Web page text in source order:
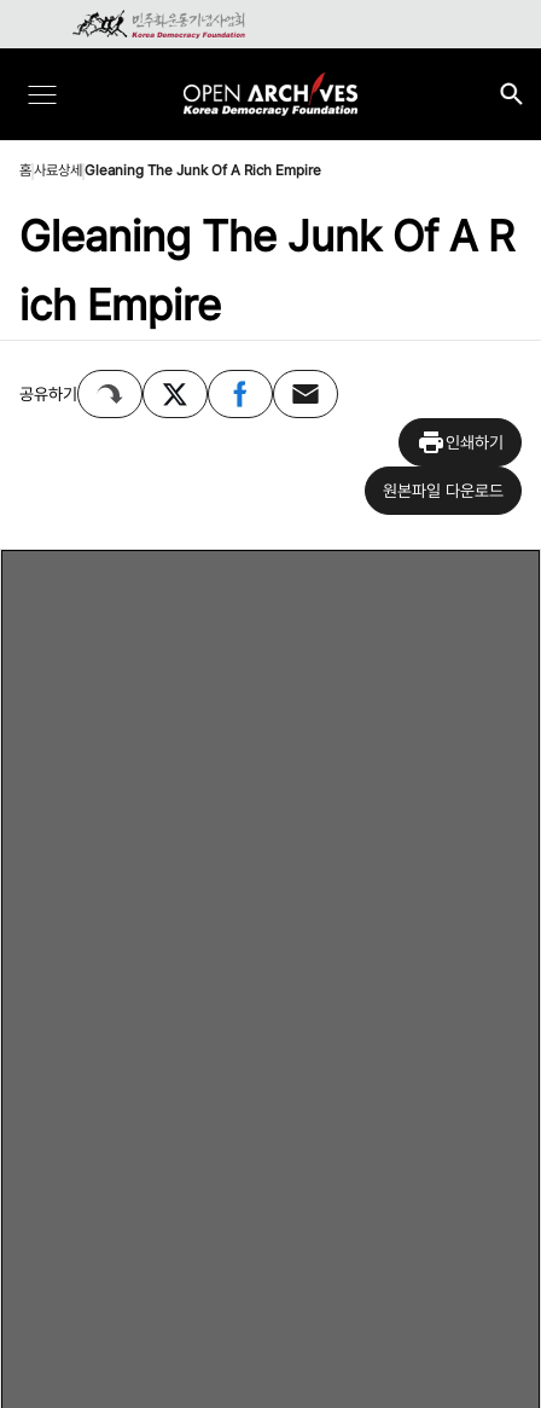
홈사료상세 Gleaning The Junk Of A Rich Empire
Gleaning The Junk Of A R
ich Empire
공유하기
인쇄하기
원본파일 다운로드